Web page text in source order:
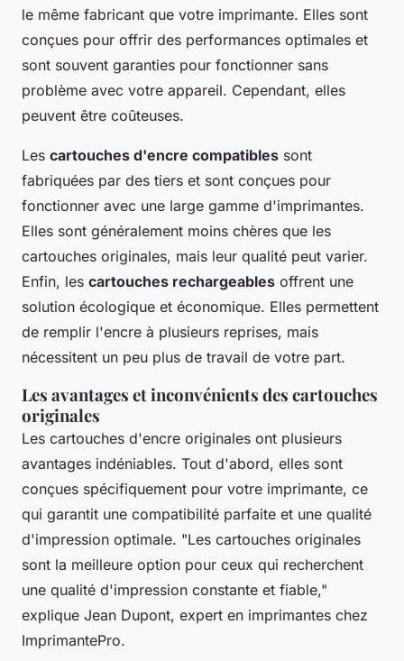
le même fabricant que votre imprimante. Elles sont
conçues pour offrir des performances optimales et
sont souvent garanties pour fonctionner sans
problème avec votre appareil. Cependant, elles
peuvent être coûteuses.
Les cartouches d'encre compatibles sont
fabriquées par des tiers et sont conçues pour
fonctionner avec une large gamme d'imprimantes.
Elles sont généralement moins chères que les
cartouches originales, mais leur qualité peut varier.
Enfin, les cartouches rechargeables offrent une
solution écologique et économique. Elles permettent
de remplir l'encre à plusieurs reprises, mais
nécessitent un peu plus de travail de votre part.
Les avantages et inconvénients des cartouches
originales
Les cartouches d'encre originales ont plusieurs
avantages indéniables. Tout d'abord, elles sont
conçues spécifiquement pour votre imprimante, ce
qui garantit une compatibilité parfaite et une qualité
d'impression optimale. "Les cartouches originales
sont la meilleure option pour ceux qui recherchent
une qualité d'impression constante et fiable,"
explique Jean Dupont, expert en imprimantes chez
ImprimantePro.